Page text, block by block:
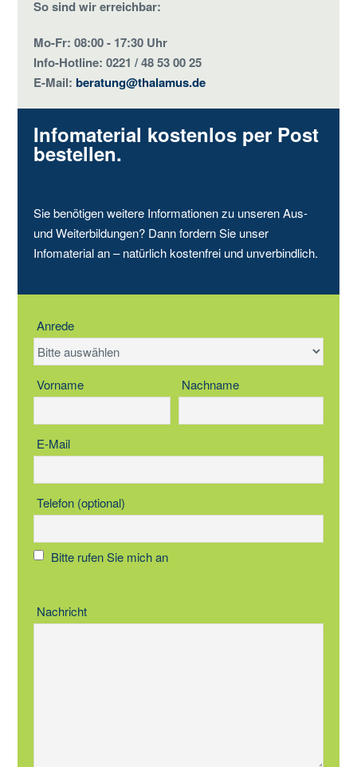
So sind wir erreichbar:
Mo-Fr: 08:00 - 17:30 Uhr
Info-Hotline: 0221 / 48 53 00 25
E-Mail:beratung@thalamus.de
Infomaterial kostenlos per Post
bestellen.
Sie benötigen weitere Informationen zu unseren Aus-
und Weiterbildungen? Dann fordern Sie unser
Infomaterial an – natürlich kostenfrei und unverbindlich.
Anrede
Vorname Nachname
E-Mail
Telefon (optional)
Bitte rufen Sie mich an
Nachricht